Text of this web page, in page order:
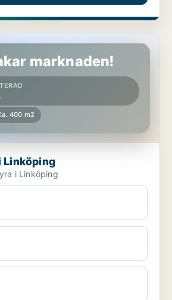
marknaden!
400 m2
Linköping
i Linköping